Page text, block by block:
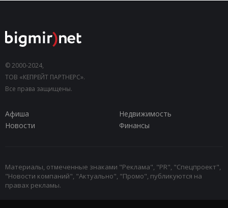
© 2000-2024,
ТОВ «КЕПРЕЙТ ПАРТНЕРС».
Все права защищены.
Афиша
Недвижимость
Новости
Финансы
Материалы, отмеченные знаками "Реклама", "PR", "Спецпроект",
"Новости компаний", "Актуально", "Промо", публикуются на
правах рекламы.